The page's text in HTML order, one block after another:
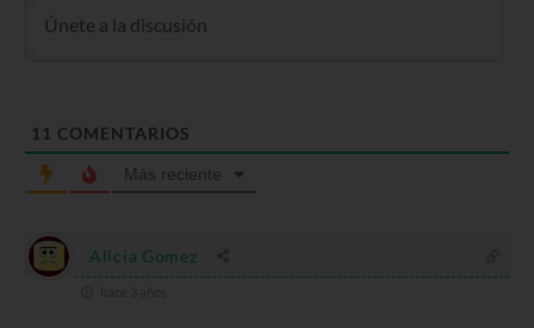
11 COMENTARIOS
Más reciente
Alicia Gomez